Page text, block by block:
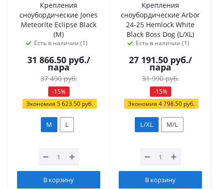
Крепления
сноубордические Jones
Meteorite Eclipse Black
(M)
Есть в наличии (1)
31 866.50 руб./
пара
37 490руб.
-15%
Экономия 5 623.50руб.
M L
В корзину
Крепления
сноубордические Arbor
24-25 Hemlock White
Black Boss Dog (L/XL)
Есть в наличии (1)
27 191.50 руб./
пара
31 990руб.
-15%
Экономия 4 798.50руб.
L/XL M/L
В корзину